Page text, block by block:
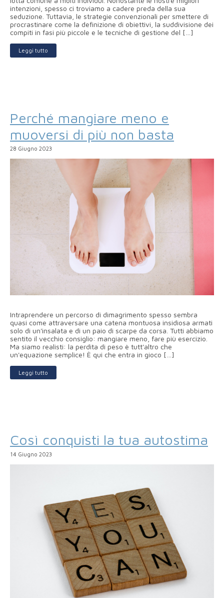
intenzioni, spesso ci troviamo a cadere preda della sua
seduzione. Tuttavia, le strategie convenzionali per smettere di
procrastinare come la definizione di obiettivi, la suddivisione dei
compiti in fasi più piccole e le tecniche di gestione del […]
Leggi tutto
Perché mangiare meno e
muoversi di più non basta
28 Giugno 2023
Intraprendere un percorso di dimagrimento spesso sembra
quasi come attraversare una catena montuosa insidiosa armati
solo di un'insalata e di un paio di scarpe da corsa. Tutti abbiamo
sentito il vecchio consiglio: mangiare meno, fare più esercizio.
Ma siamo realisti: la perdita di peso è tutt'altro che
un'equazione semplice! È qui che entra in gioco […]
Leggi tutto
Così conquisti la tua autostima
14 Giugno 2023